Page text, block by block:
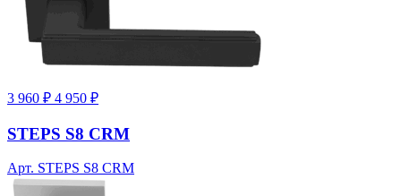
3 960 ₽ 4 950 ₽
STEPS S8 CRM
Арт. STEPS S8 CRM